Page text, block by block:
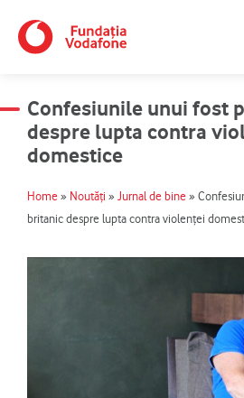
content
Confesiunile unui fost
despre lupta contra
domestice
Home » Noutăți » Jurnal de bine »
britanic despre lupta contra violenței